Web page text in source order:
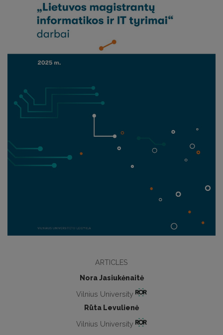
ARTICLES
Nora Jasiukėnaitė
Vilnius University
Rūta Levulienė
Vilnius University